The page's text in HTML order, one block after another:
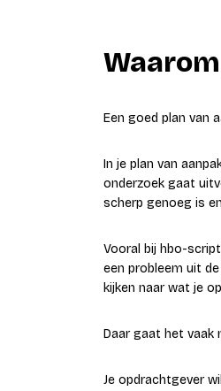
Een goed plan van
In je plan van
onderzoek gaat
scherp genoeg is
Vooral bij hbo-
een probleem uit
kijken naar wat je
Daar gaat het vaak
Je opdrachtgever